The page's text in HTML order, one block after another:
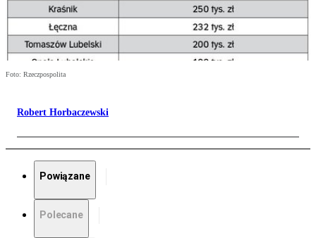
Foto: Rzeczpospolita
Robert Horbaczewski
Powiązane
Polecane